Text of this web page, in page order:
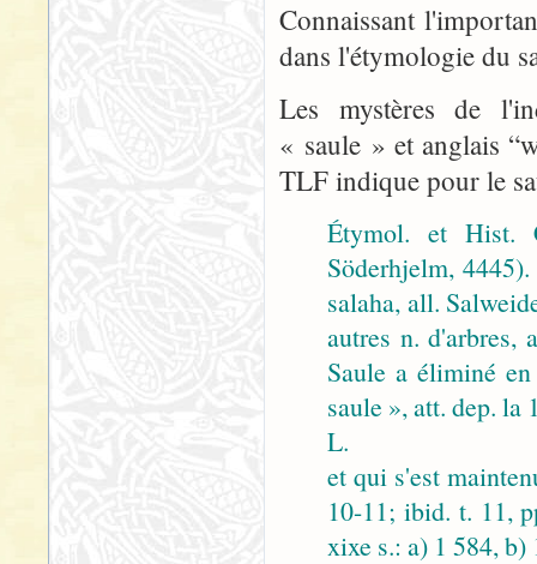
Connaissant
dans l'étymologie du
Les mystères de
« saule » et anglais
TLF indique pour le
Étymol. et Hist.
Söderhjelm,
salaha, all.
autres n. d'arbres,
Saule a éliminé
saule », att. dep. la
L.
et qui s'est
10-11; ibid. t. 11,
xixe s.: a) 1 584, b)